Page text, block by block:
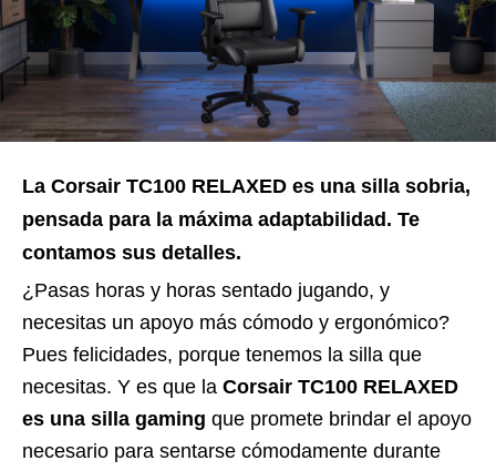
La Corsair TC100 RELAXED es una silla sobria,
pensada para la máxima adaptabilidad. Te
contamos sus detalles.
¿Pasas horas y horas sentado jugando, y
necesitas un apoyo más cómodo y ergonómico?
Pues felicidades, porque tenemos la silla que
necesitas. Y es que la Corsair TC100 RELAXED
es una silla gaming que promete brindar el apoyo
necesario para sentarse cómodamente durante